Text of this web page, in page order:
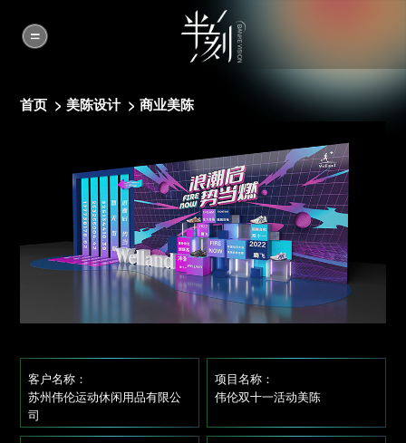
首页 >美陈设计>商业美陈
客户名称：
苏州伟伦运动休闲用品有限公
司
项目名称：
伟伦双十一活动美陈